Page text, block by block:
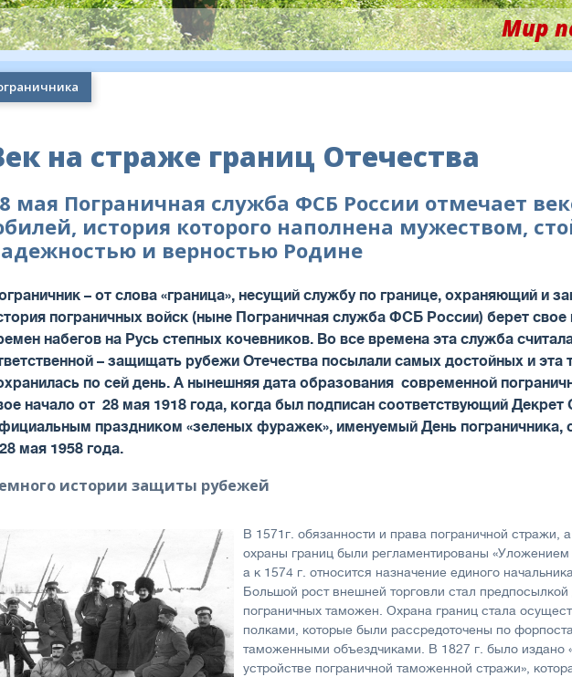
Мир
на страже границ Отечества
мая Пограничная служба ФСБ России отмечает
история которого наполнена мужеством,
и верностью Родине
– от слова «граница», несущий службу по границе, охраняющий и
пограничных войск (ныне Пограничная служба ФСБ России) берет
набегов на Русь степных кочевников. Во все времена эта служба
– защищать рубежи Отечества посылали самых достойных и эта
по сей день. А нынешняя дата образования современной
начало от 28 мая 1918 года, когда был подписан соответствующий
праздником «зеленых фуражек», именуемый День пограничника,
мая 1958 года.
истории защиты рубежей
В 1571г. обязанности и права пограничной стражи,
охраны границ были регламентированы «Уложением
а к 1574 г. относится назначение единого
Большой рост внешней торговли стал предпосылкой
пограничных таможен. Охрана границ стала
полками, которые были рассредоточены по
таможенными объездчиками. В 1827 г. было издано
устройстве пограничной таможенной стражи»,